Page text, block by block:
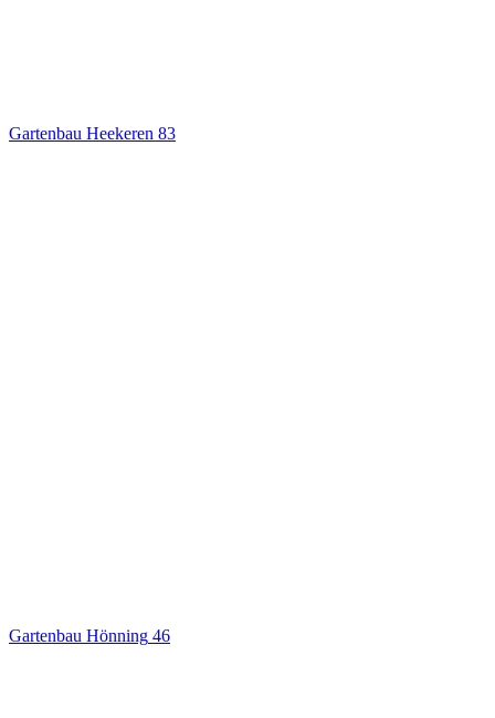
Gartenbau Heekeren 83
Gartenbau Hönning 46